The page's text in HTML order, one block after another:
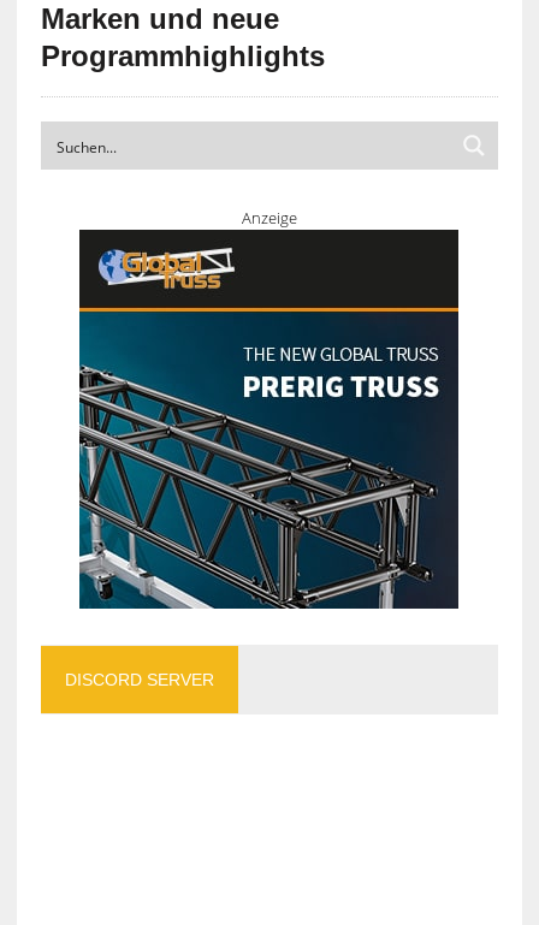
Marken und neue
Programmhighlights
Anzeige
DISCORD SERVER